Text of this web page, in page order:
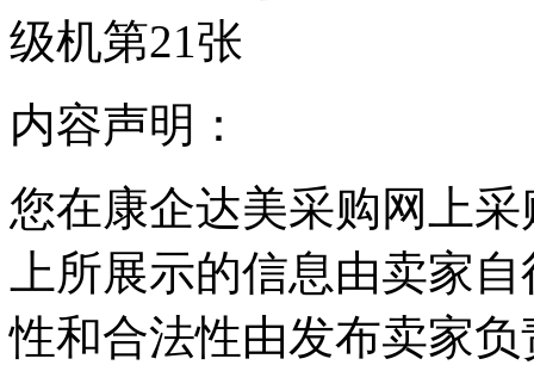
内容声明：
您在康企达美采购网上
上所展示的信息由卖家
性和合法性由发布卖家